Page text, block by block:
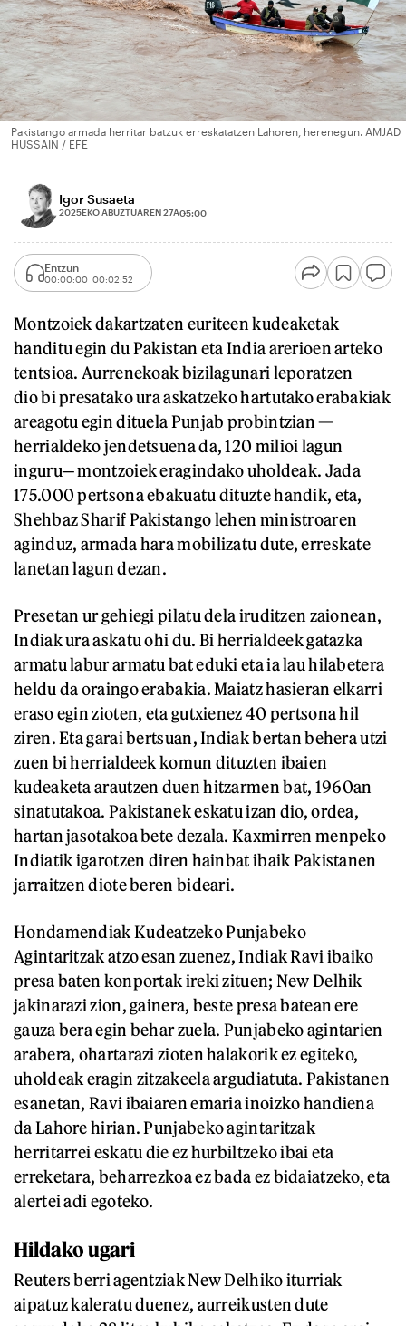
Pakistango armada herritar batzuk erreskatatzen Lahoren, herenegun. AMJAD
HUSSAIN / EFE
Igor Susaeta
2025EKO ABUZTUAREN 27A05:00
Entzun
00:00:00 00:02:52
Montzoiek dakartzaten euriteen kudeaketak
handitu egin du Pakistan eta India arerioen arteko
tentsioa. Aurrenekoak bizilagunari leporatzen
dio bi presatako ura askatzeko hartutako erabakiak
areagotu egin dituela Punjab probintzian —
herrialdeko jendetsuena da, 120 milioi lagun
inguru─ montzoiek eragindako uholdeak. Jada
175.000 pertsona ebakuatu dituzte handik, eta,
Shehbaz Sharif Pakistango lehen ministroaren
aginduz, armada hara mobilizatu dute, erreskate
lanetan lagun dezan.
Presetan ur gehiegi pilatu dela iruditzen zaionean,
Indiak ura askatu ohi du. Bi herrialdeek gatazka
armatu labur armatu bat eduki eta ia lau hilabetera
heldu da oraingo erabakia. Maiatz hasieran elkarri
eraso egin zioten, eta gutxienez 40 pertsona hil
ziren. Eta garai bertsuan, Indiak bertan behera utzi
zuen bi herrialdeek komun dituzten ibaien
kudeaketa arautzen duen hitzarmen bat, 1960an
sinatutakoa. Pakistanek eskatu izan dio, ordea,
hartan jasotakoa bete dezala. Kaxmirren menpeko
Indiatik igarotzen diren hainbat ibaik Pakistanen
jarraitzen diote beren bideari.
Hondamendiak Kudeatzeko Punjabeko
Agintaritzak atzo esan zuenez, Indiak Ravi ibaiko
presa baten konportak ireki zituen; New Delhik
jakinarazi zion, gainera, beste presa batean ere
gauza bera egin behar zuela. Punjabeko agintarien
arabera, ohartarazi zioten halakorik ez egiteko,
uholdeak eragin zitzakeela argudiatuta. Pakistanen
esanetan, Ravi ibaiaren emaria inoizko handiena
da Lahore hirian. Punjabeko agintaritzak
herritarrei eskatu die ez hurbiltzeko ibai eta
erreketara, beharrezkoa ez bada ez bidaiatzeko, eta
alertei adi egoteko.
Hildako ugari
Reuters berri agentziak New Delhiko iturriak
aipatuz kaleratu duenez, aurreikusten dute